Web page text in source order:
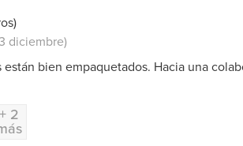
diciembre)
bien empaquetados. Hacia una
+ 2